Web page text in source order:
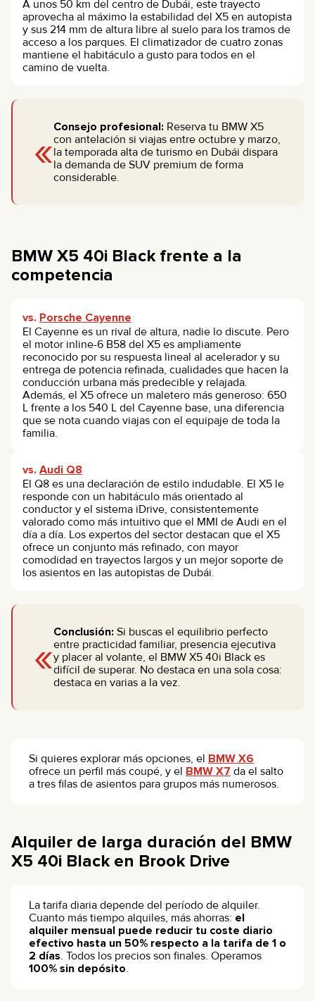
A unos 50 km del centro de Dubái, este trayecto
aprovecha al máximo la estabilidad del X5 en autopista
y sus 214 mm de altura libre al suelo para los tramos de
acceso a los parques. El climatizador de cuatro zonas
mantiene el habitáculo a gusto para todos en el
camino de vuelta.
«Consejo profesional: Reserva tu BMW X5
con antelación si viajas entre octubre y marzo,
la temporada alta de turismo en Dubái dispara
la demanda de SUV premium de forma
considerable.
BMW X5 40i Black frente a la
competencia
vs. Porsche Cayenne
El Cayenne es un rival de altura, nadie lo discute. Pero
el motor inline-6 B58 del X5 es ampliamente
reconocido por su respuesta lineal al acelerador y su
entrega de potencia refinada, cualidades que hacen la
conducción urbana más predecible y relajada.
Además, el X5 ofrece un maletero más generoso: 650
L frente a los 540 L del Cayenne base, una diferencia
que se nota cuando viajas con el equipaje de toda la
familia.
vs. Audi Q8
El Q8 es una declaración de estilo indudable. El X5 le
responde con un habitáculo más orientado al
conductor y el sistema iDrive, consistentemente
valorado como más intuitivo que el MMI de Audi en el
día a día. Los expertos del sector destacan que el X5
ofrece un conjunto más refinado, con mayor
comodidad en trayectos largos y un mejor soporte de
los asientos en las autopistas de Dubái.
«Conclusión: Si buscas el equilibrio perfecto
entre practicidad familiar, presencia ejecutiva
y placer al volante, el BMW X5 40i Black es
difícil de superar. No destaca en una sola cosa:
destaca en varias a la vez.
Si quieres explorar más opciones, el BMW X6
ofrece un perfil más coupé, y el BMW X7 da el salto
a tres filas de asientos para grupos más numerosos.
Alquiler de larga duración del BMW
X5 40i Black en Brook Drive
La tarifa diaria depende del período de alquiler.
Cuanto más tiempo alquiles, más ahorras: el
alquiler mensual puede reducir tu coste diario
efectivo hasta un 50% respecto a la tarifa de 1 o
2 días. Todos los precios son finales. Operamos
100% sin depósito.